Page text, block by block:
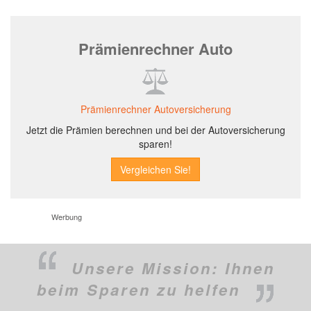
Prämienrechner Auto
Prämienrechner Autoversicherung
Jetzt die Prämien berechnen und bei der Autoversicherung
sparen!
Werbung
Unsere Mission: Ihnen
beim Sparen zu helfen